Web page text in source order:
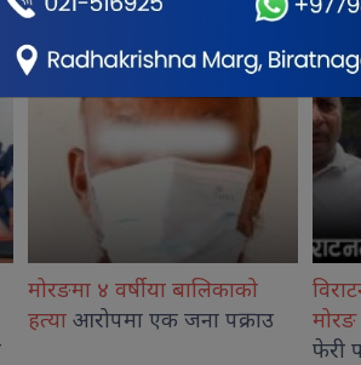
विराटनगर विमानस्थल ओर्लनसाथ
मोरङ प्रहरीद्धारा अभिषेक गिरी